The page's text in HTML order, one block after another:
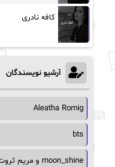
کافه نادری
آرشیو نویسندگان
Aleatha Romig
bts
moon_shine و مریم ثروت